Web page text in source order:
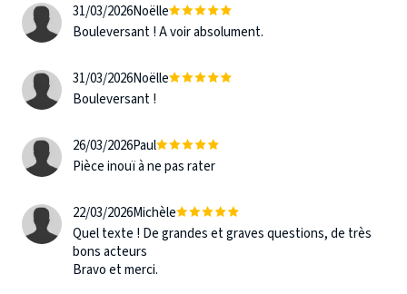
31/03/2026Noëlle
Bouleversant ! A voir absolument.
31/03/2026Noëlle
Bouleversant !
26/03/2026Paul
Pièce inouï à ne pas rater
22/03/2026Michèle
Quel texte ! De grandes et graves questions, de très
bons acteurs
Bravo et merci.